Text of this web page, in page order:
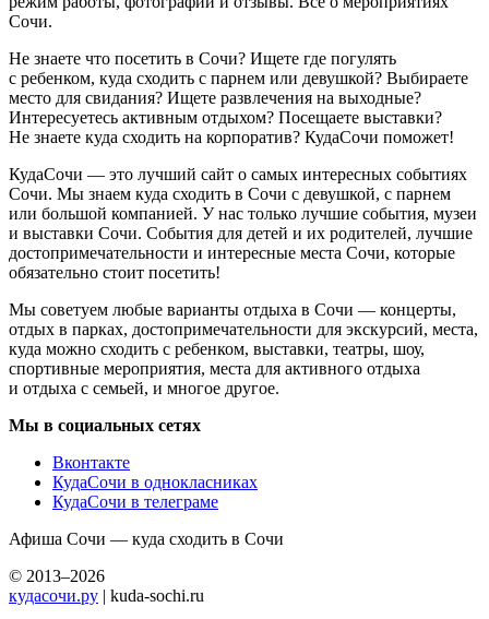
Сочи.
Не знаете что посетить в Сочи? Ищете где погулять
с ребенком, куда сходить с парнем или девушкой? Выбираете
место для свидания? Ищете развлечения на выходные?
Интересуетесь активным отдыхом? Посещаете выставки?
Не знаете куда сходить на корпоратив? КудаСочи поможет!
КудаСочи — это лучший сайт о самых интересных событиях
Сочи. Мы знаем куда сходить в Сочи с девушкой, с парнем
или большой компанией. У нас только лучшие события, музеи
и выставки Сочи. События для детей и их родителей, лучшие
достопримечательности и интересные места Сочи, которые
обязательно стоит посетить!
Мы советуем любые варианты отдыха в Сочи — концерты,
отдых в парках, достопримечательности для экскурсий, места,
куда можно сходить с ребенком, выставки, театры, шоу,
спортивные мероприятия, места для активного отдыха
и отдыха с семьей, и многое другое.
Мы в социальных сетях
Вконтакте
КудаСочи в однокласниках
КудаСочи в телеграме
Афиша Сочи — куда сходить в Сочи
© 2013–2026
кудасочи.ру | kuda-sochi.ru